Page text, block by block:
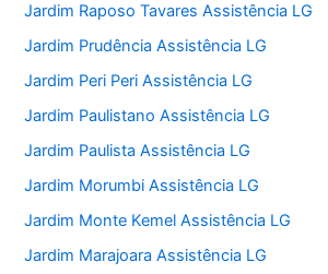
Jardim Raposo Tavares Assistência LG
Jardim Prudência Assistência LG
Jardim Peri Peri Assistência LG
Jardim Paulistano Assistência LG
Jardim Paulista Assistência LG
Jardim Morumbi Assistência LG
Jardim Monte Kemel Assistência LG
Jardim Marajoara Assistência LG